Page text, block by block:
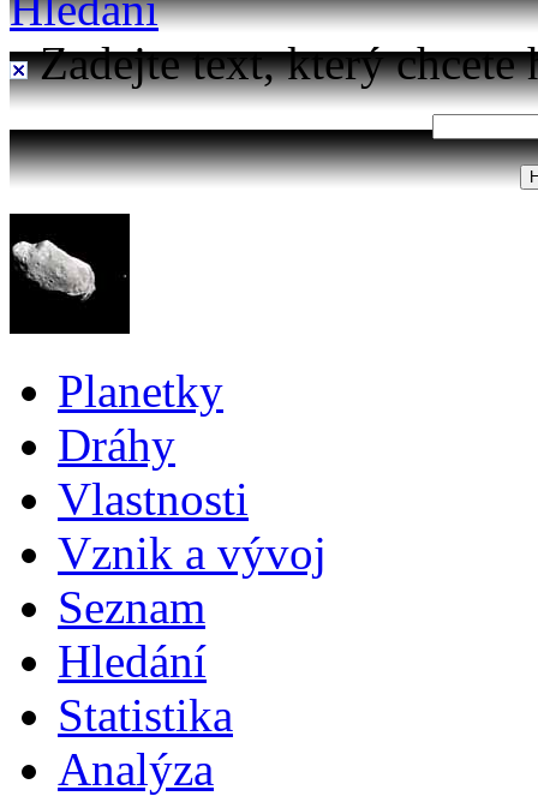
Zadejte text, který chcete
Planetky
Dráhy
Vlastnosti
Vznik a vývoj
Seznam
Hledání
Statistika
Analýza